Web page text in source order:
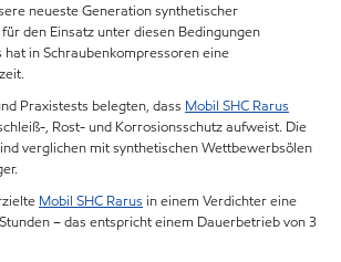
neueste Generation synthetischer
den Einsatz unter diesen Bedingungen
in Schraubenkompressoren eine
Praxistests belegten, dass Mobil SHC Rarus
, Rost- und Korrosionsschutz aufweist. Die
verglichen mit synthetischen Wettbewerbsölen
Mobil SHC Rarus in einem Verdichter eine
– das entspricht einem Dauerbetrieb von 3